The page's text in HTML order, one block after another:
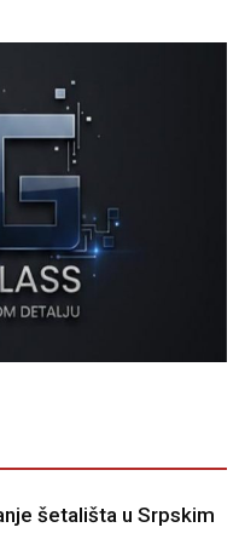
šetališta u Srpskim